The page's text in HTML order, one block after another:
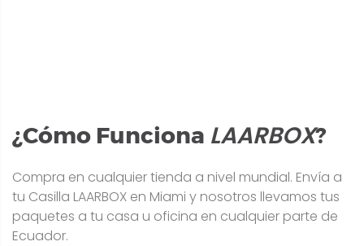
¿Cómo Funciona LAARBOX?
Compra en cualquier tienda a nivel mundial. Envía a
tu Casilla LAARBOX en Miami y nosotros llevamos tus
paquetes a tu casa u oficina en cualquier parte de
Ecuador.